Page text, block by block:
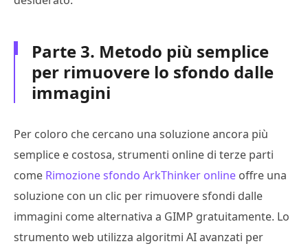
Parte 3. Metodo più semplice
per rimuovere lo sfondo dalle
immagini
Per coloro che cercano una soluzione ancora più
semplice e costosa, strumenti online di terze parti
come Rimozione sfondo ArkThinker online offre una
soluzione con un clic per rimuovere sfondi dalle
immagini come alternativa a GIMP gratuitamente. Lo
strumento web utilizza algoritmi AI avanzati per